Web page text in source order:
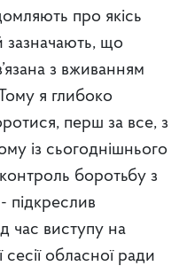
про якісь
зазначають, що
з вживанням
я глибоко
перш за все, з
із сьогоднішнього
боротьбу з
підкреслив
час виступу на
сесії обласної ради